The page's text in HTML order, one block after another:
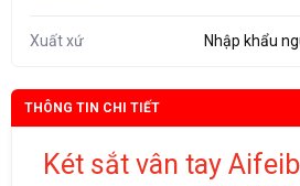
THÔNG TIN CHI TIẾT
Két sắt vân tay
Xuất xứ Nhập khẩu